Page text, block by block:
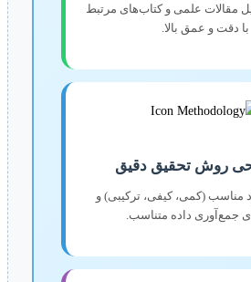
علمی و کتاب‌های مرتبط
و عمق بالا.
(کمی، کیفی، ترکیبی) و
داده متناسب.